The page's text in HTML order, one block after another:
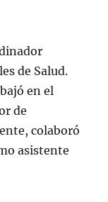
de Salud.
en el
de
colaboró
asistente